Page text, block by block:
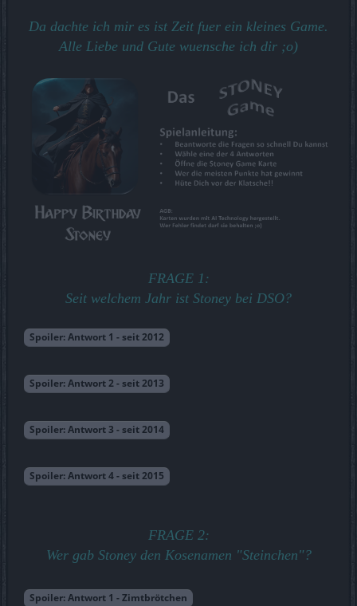
Da dachte ich mir es ist Zeit fuer ein kleines Game.
Alle Liebe und Gute wuensche ich dir ;o)
FRAGE 1:
Seit welchem Jahr ist Stoney bei DSO?
Spoiler:Antwort 1 - seit 2012
Spoiler:Antwort 2 - seit 2013
Spoiler:Antwort 3 - seit 2014
Spoiler:Antwort 4 - seit 2015
FRAGE 2:
Wer gab Stoney den Kosenamen "Steinchen"?
Spoiler:Antwort 1 - Zimtbrötchen